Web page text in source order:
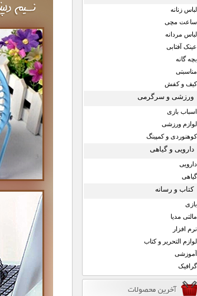
لباس زنانه
ساعت مچی
لباس مردانه
عینک آفتابی
بچه گانه
مناسبتی
کیف و کفش
ورزشی و سرگرمی
اسباب بازی
لوازم ورزشی
کوهنوردی و کمپینگ
دارویی و گیاهی
دارویی
گیاهی
کتاب و رسانه
بازی
مالتی مدیا
نرم افزار
لوازم التحریر و کتاب
آموزشی
گرافیک